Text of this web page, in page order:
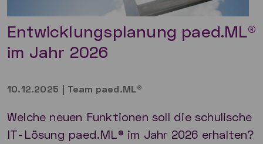
Entwicklungsplanung paed.ML®
im Jahr 2026
10.12.2025 Team paed.ML®
Welche neuen Funktionen soll die schulische
IT-Lösung paed.ML® im Jahr 2026 erhalten?